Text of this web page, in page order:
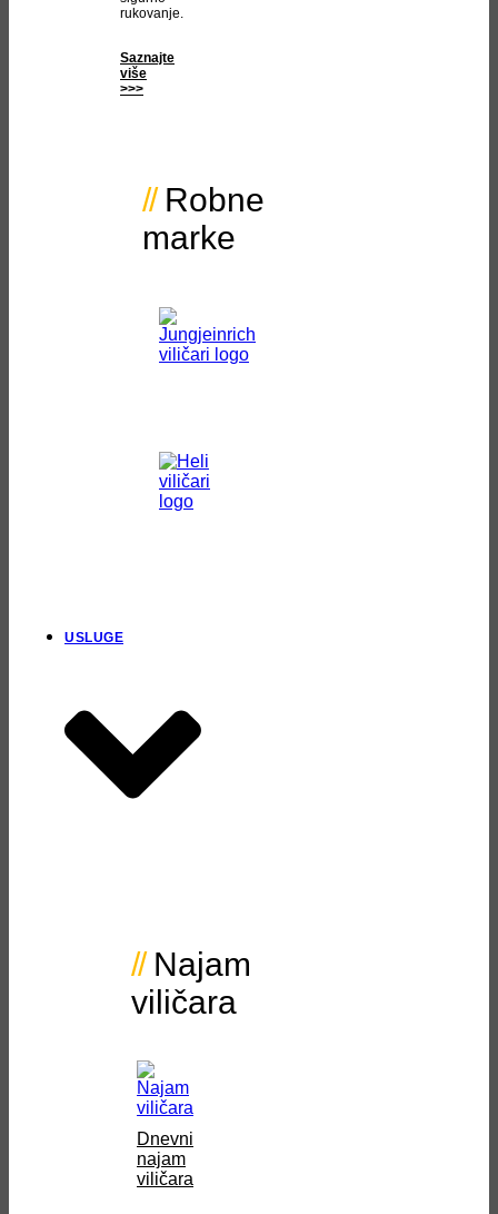
rukovanje.
Saznajte
više
>>>
Robne
marke
USLUGE
Najam
viličara
Dnevni
najam
viličara